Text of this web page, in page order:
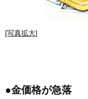
[写真拡大]
●金価格が急落